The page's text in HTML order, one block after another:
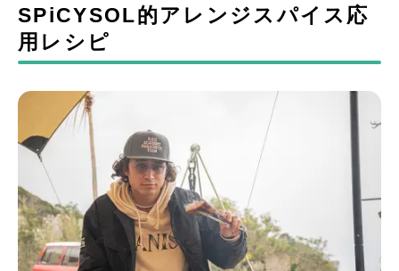
SPiCYSOL的アレンジスパイス応
用レシピ